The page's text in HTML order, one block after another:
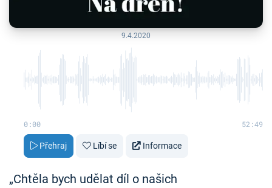
9.4.2020
0:00 52:49
Přehraj Líbí se Informace
„Chtěla bych udělat díl o našich